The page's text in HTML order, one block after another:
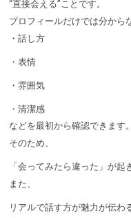
“直接会える”ことです。
プロフィールだけでは分から
・話し方
・表情
・雰囲気
・清潔感
などを最初から確認できます。
そのため、
「会ってみたら違った」が起
また、
リアルで話す方が魅力が伝わ